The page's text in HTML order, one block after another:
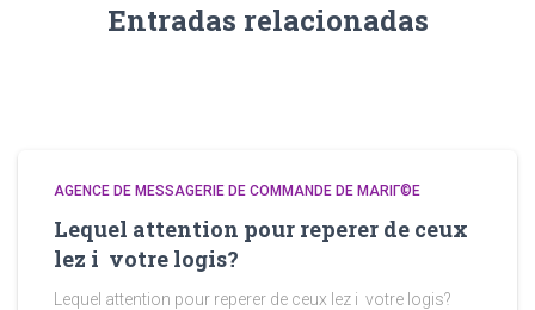
Entradas relacionadas
AGENCE DE MESSAGERIE DE COMMANDE DE MARIГ©E
Lequel attention pour reperer de ceux
lez i votre logis?
Lequel attention pour reperer de ceux lez i votre logis?